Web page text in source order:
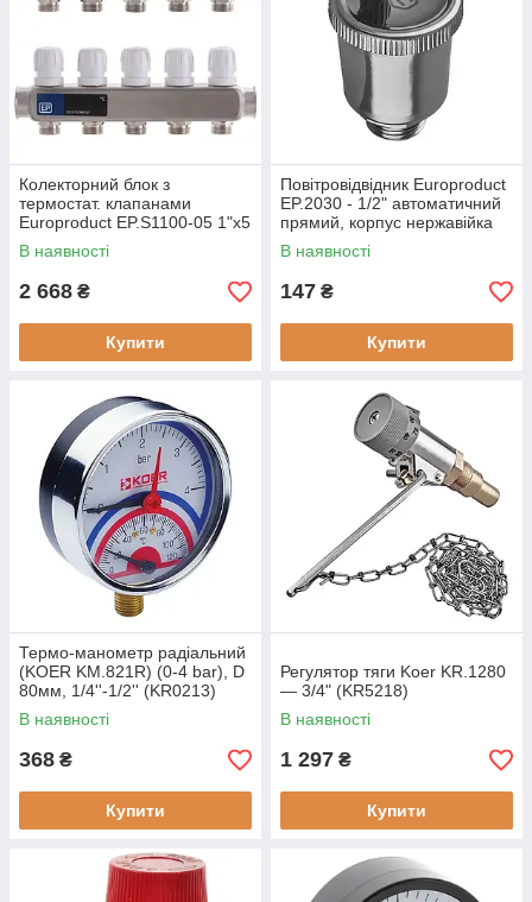
Колекторний блок з
термостат. клапанами
Europroduct EP.S1100-05 1"x5
(EP4992)
В наявності
2 668 ₴
Купити
Повітровідвідник Europroduct
EP.2030 - 1/2" автоматичний
прямий, корпус нержавійка
(EP6203)
В наявності
147 ₴
Купити
Термо-манометр радіальний
(KOER KM.821R) (0-4 bar), D
80мм, 1/4''-1/2'' (KR0213)
В наявності
368 ₴
Купити
Регулятор тяги Koer KR.1280
— 3/4" (KR5218)
В наявності
1 297 ₴
Купити